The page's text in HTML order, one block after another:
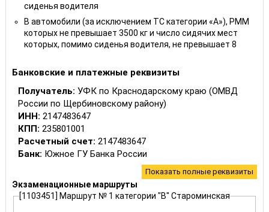
сиденья водителя
B автомобили (за исключением ТС категории «A»), РММ
которых не превышает 3500 кг и число сидячих мест
которых, помимо сиденья водителя, не превышает 8
Показать полные реквизиты
Банковские и платежные реквизиты
Получатель: УФК по Краснодарскому краю (ОМВД
России по Щербиновскому району)
ИНН: 2147483647
КПП: 235801001
Расчетный счет: 2147483647
Банк: Южное ГУ Банка России
КБК:
Экзаменационные маршруты
[1103451] Маршрут № 1 категории "В" Староминская